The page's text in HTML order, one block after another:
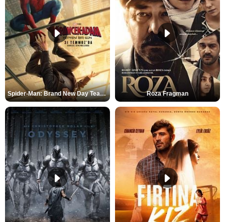
Spider-Man: Brand New Day Teaser Roza Fragman